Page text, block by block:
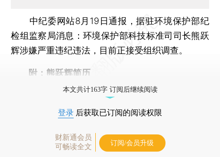
中纪委网站8月19日通报，据驻环境保护部纪
检组监察局消息：环境保护部科技标准司司长熊跃
辉涉嫌严重违纪违法，目前正接受组织调查。
附：熊跃辉简历
本文共计163字 订阅后继续阅读
登录 后获取已订阅的阅读权限
财新通会员
可畅读全文
订阅/会员升级